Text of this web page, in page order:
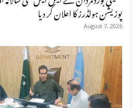
پوزیشن ہولڈرز کا اعلان کر دیا
August 7, 2026